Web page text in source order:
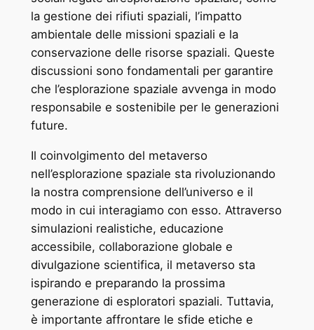
la gestione dei rifiuti spaziali, l’impatto
ambientale delle missioni spaziali e la
conservazione delle risorse spaziali. Queste
discussioni sono fondamentali per garantire
che l’esplorazione spaziale avvenga in modo
responsabile e sostenibile per le generazioni
future.
Il coinvolgimento del metaverso
nell’esplorazione spaziale sta rivoluzionando
la nostra comprensione dell’universo e il
modo in cui interagiamo con esso. Attraverso
simulazioni realistiche, educazione
accessibile, collaborazione globale e
divulgazione scientifica, il metaverso sta
ispirando e preparando la prossima
generazione di esploratori spaziali. Tuttavia,
è importante affrontare le sfide etiche e